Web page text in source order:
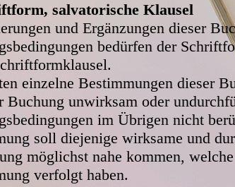
salvatorische Klausel
und Ergänzungen dieser
bedürfen der
einzelne Bestimmungen dieser
Buchung unwirksam oder
im Übrigen nicht
soll diejenige wirksame und
möglichst nahe kommen,
verfolgt haben.